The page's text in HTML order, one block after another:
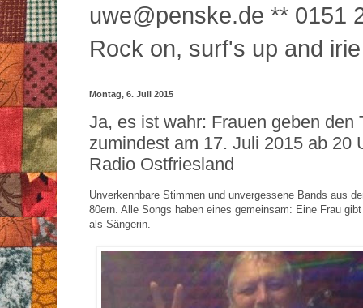
uwe@penske.de ** 0151
Rock on, surf's up and
Montag, 6. Juli 2015
Ja, es ist wahr: Frauen geben den
zumindest am 17. Juli 2015 ab 20
Radio Ostfriesland
Unverkennbare Stimmen und unvergessene Bands aus
80ern. Alle Songs haben eines gemeinsam: Eine Frau
als Sängerin.